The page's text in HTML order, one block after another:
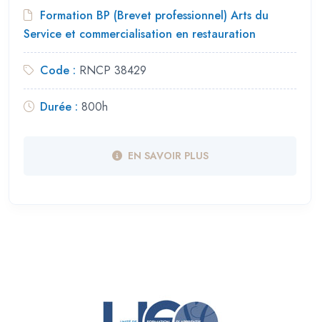
Formation BP (Brevet professionnel) Arts du
Service et commercialisation en restauration
Code : RNCP 38429
Durée : 800h
EN SAVOIR PLUS